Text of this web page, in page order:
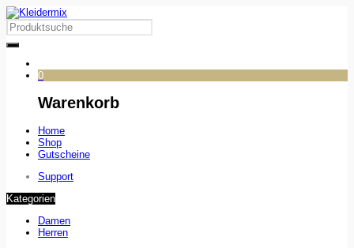
0
Warenkorb
Home
Shop
Gutscheine
Support
Kategorien
Damen
Herren